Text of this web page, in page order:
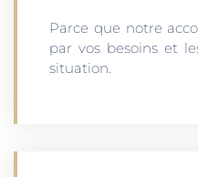
Parce que notre
par vos besoins et
situation.